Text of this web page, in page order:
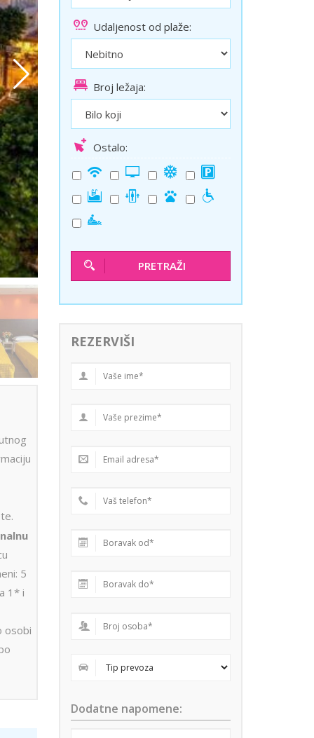
Solun polazak iz Niša
Temišvar polazak iz Niša
5
1* i
osobi
Udaljenost od plaže:
Broj ležaja:
Ostalo:
PRETRAŽI
REZERVIŠI
Dodatne napomene: